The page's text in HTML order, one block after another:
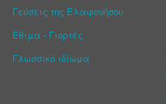
Γεύσεις της Ελαφονήσου
Έθιμα - Γιορτές
Γλωσσικό ιδίωμα